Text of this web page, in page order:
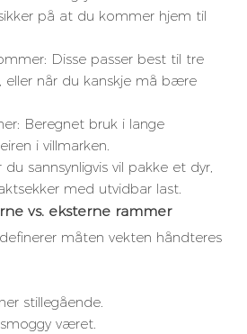
på at du kommer hjem til
Disse passer best til tre
eller når du kanskje må bære
Beregnet bruk i lange
i villmarken.
sannsynligvis vil pakke et dyr,
med utvidbar last.
vs. eksterne rammer
måten vekten håndteres
stillegående.
været.